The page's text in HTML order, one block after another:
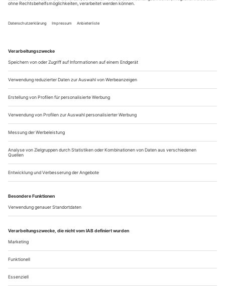
umhüllt oder eine Seidentoga mehr andeutet als verdeckt. In
diesen Premierentagen und -wochen ist Nadja Michael die
Domina von Münchens Maximilianstraße. Großformatige
Fotos am Nationaltheater machen’s möglich. Emilia Marty,
337-jährige Untote aus Leos...
Familienbande
Marc Minkowski und Martin Kusej halten am Londoner Royal Opera
House Mozarts «Idomeneo» auf Distanz
Unterwegs in Londons «Tube» – nach der Premiere von
Mozarts «Idomeneo» an Covent Garden – bleibt unser Blick
zufällig an einem kuriosen Plakat hängen, einer Werbung der
«London Sperm Bank». Wie Pappkameraden sind die
Silhouetten von Männern aufgereiht, jeder mit einem Label:
teacher, actor, model, lawyer etc. Samenspender zum
Ankreuzen; Nachwuchs-Design ohne...
Über uns Kontakt Kritikerumfrage Newsletter